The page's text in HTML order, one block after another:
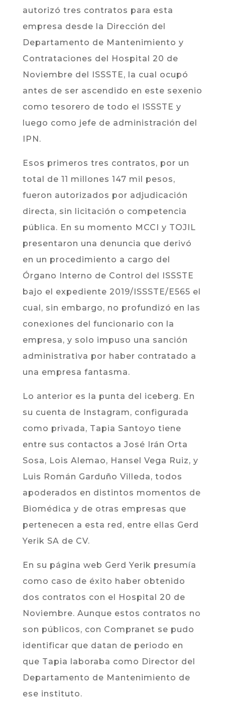
autorizó tres contratos para esta
empresa desde la Dirección del
Departamento de Mantenimiento y
Contrataciones del Hospital 20 de
Noviembre del ISSSTE, la cual ocupó
antes de ser ascendido en este sexenio
como tesorero de todo el ISSSTE y
luego como jefe de administración del
IPN.
Esos primeros tres contratos, por un
total de 11 millones 147 mil pesos,
fueron autorizados por adjudicación
directa, sin licitación o competencia
pública. En su momento MCCI y TOJIL
presentaron una denuncia que derivó
en un procedimiento a cargo del
Órgano Interno de Control del ISSSTE
bajo el expediente 2019/ISSSTE/E565 el
cual, sin embargo, no profundizó en las
conexiones del funcionario con la
empresa, y solo impuso una sanción
administrativa por haber contratado a
una empresa fantasma.
Lo anterior es la punta del iceberg. En
su cuenta de Instagram, configurada
como privada, Tapia Santoyo tiene
entre sus contactos a José Irán Orta
Sosa, Lois Alemao, Hansel Vega Ruiz, y
Luis Román Garduño Villeda, todos
apoderados en distintos momentos de
Biomédica y de otras empresas que
pertenecen a esta red, entre ellas Gerd
Yerik SA de CV.
En su página web Gerd Yerik presumía
como caso de éxito haber obtenido
dos contratos con el Hospital 20 de
Noviembre. Aunque estos contratos no
son públicos, con Compranet se pudo
identificar que datan de periodo en
que Tapia laboraba como Director del
Departamento de Mantenimiento de
ese instituto.